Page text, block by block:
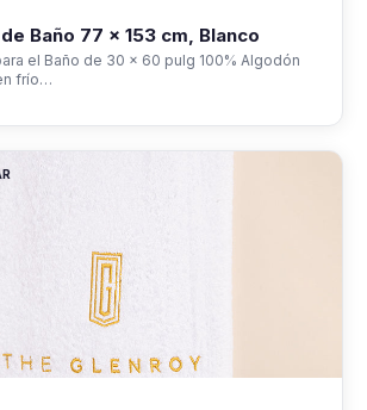
Baño 77 x 153 cm, Blanco
el Baño de 30 x 60 pulg 100% Algodón
frío…